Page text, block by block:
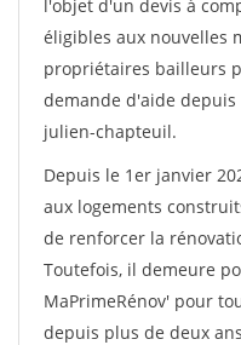
l'objet d'un devis à
éligibles aux nouvelles
propriétaires bailleurs
demande d'aide
julien-chapteuil.
Depuis le 1er janvier
aux logements
de renforcer la
Toutefois, il demeure
MaPrimeRénov' pour
depuis plus de deux